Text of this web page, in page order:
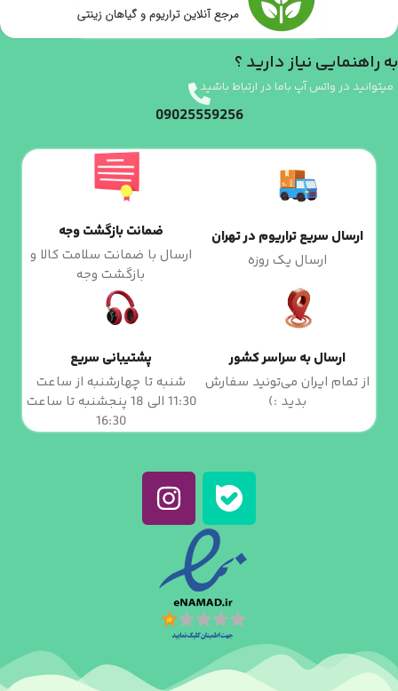
به راهنمایی نیاز دارید ؟
میتوانید در واتس آپ باما در ارتباط باشید
09025559256
ارسال سریع تراریوم در تهران
ارسال یک روزه
ضمانت بازگشت وجه
ارسال با ضمانت سلامت کالا و
بازگشت وجه
ارسال به سراسر کشور
از تمام ایران می‌تونید سفارش
بدید :)
پشتیبانی سریع
شنبه تا چهارشنبه از ساعت
11:30 الی 18 پنجشنبه تا ساعت
16:30